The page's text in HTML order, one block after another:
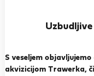
S veseljem
akvizicijom Trawerka,